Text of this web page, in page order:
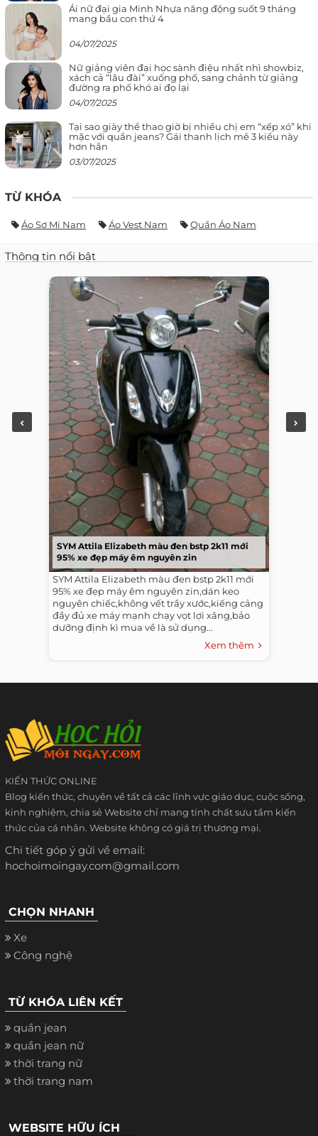
Ái nữ đại gia Minh Nhựa năng động suốt 9 tháng
mang bầu con thứ 4
04/07/2025
Nữ giảng viên đại học sành điệu nhất nhì showbiz,
xách cả “lâu đài” xuống phố, sang chảnh từ giảng
đường ra phố khó ai đọ lại
04/07/2025
Tại sao giày thể thao giờ bị nhiều chị em “xếp xó” khi
mặc với quần jeans? Gái thanh lịch mê 3 kiểu này
hơn hẳn
03/07/2025
TỪ KHÓA
Áo Sơ Mi Nam Áo Vest Nam Quần Áo Nam
Thông tin nổi bật
SYM Attila Elizabeth màu đen bstp 2k11 mới
95% xe đẹp máy êm nguyên zin
SYM Attila Elizabeth màu đen bstp 2k11 mới
95% xe đẹp máy êm nguyên zin,dán keo
nguyên chiếc,không vết trầy xước,kiếng cảng
đầy đủ xe máy mạnh chạy vọt lợi xăng,bảo
dưỡng định kì mua về là sử dụng...
Xem thêm
KIẾN THỨC ONLINE
Blog kiến thức, chuyên về tất cả các lĩnh vực giáo dục, cuộc sống,
kinh nghiệm, chia sẻ Website chỉ mang tính chất sưu tầm kiến
thức của cá nhân. Website không có giá trị thương mại.
Chi tiết góp ý gửi về email:
hochoimoingay.com@gmail.com
CHỌN NHANH
Xe
Công nghệ
TỪ KHÓA LIÊN KẾT
quần jean
quần jean nữ
thời trang nữ
thời trang nam
WEBSITE HỮU ÍCH